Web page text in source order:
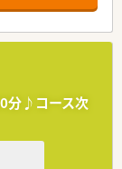
ストアを展開し
として、地域医療
制度が充実して
育児休暇（子が2
、各種資格支援制
分♪コース次